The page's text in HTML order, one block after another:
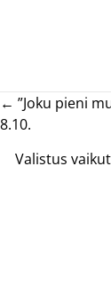
Posts
← ”Joku pieni
8.10.
Valistus